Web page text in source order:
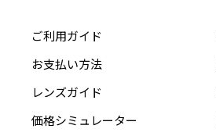
ご利用ガイド
お支払い方法
レンズガイド
価格シミュレーター